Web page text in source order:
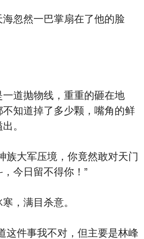
忽然一巴掌扇在了他的脸
道抛物线，重重的砸在地
不知道掉了多少颗，嘴角的鲜
。
大军压境，你竟然敢对天门
今日留不得你！”
，满目杀意。
件事我不对，但主要是林峰